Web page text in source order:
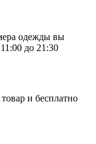
одежды вы
до 21:30
и бесплатно